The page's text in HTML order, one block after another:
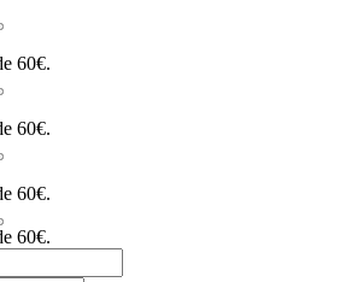
60€.
60€.
60€.
60€.